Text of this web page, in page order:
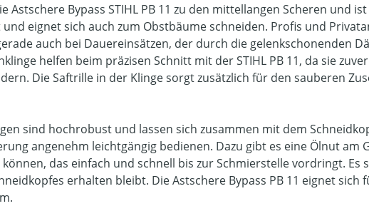
Astschere Bypass STIHL PB 11 zu den mittellangen Scheren und
eignet sich auch zum Obstbäume schneiden. Profis und
auch bei Dauereinsätzen, der durch die gelenkschonenden
helfen beim präzisen Schnitt mit der STIHL PB 11, da sie
Die Saftrille in der Klinge sorgt zusätzlich für den sauberen
sind hochrobust und lassen sich zusammen mit dem
angenehm leichtgängig bedienen. Dazu gibt es eine Ölnut am
das einfach und schnell bis zur Schmierstelle vordringt. Es
erhalten bleibt. Die Astschere Bypass PB 11 eignet sich